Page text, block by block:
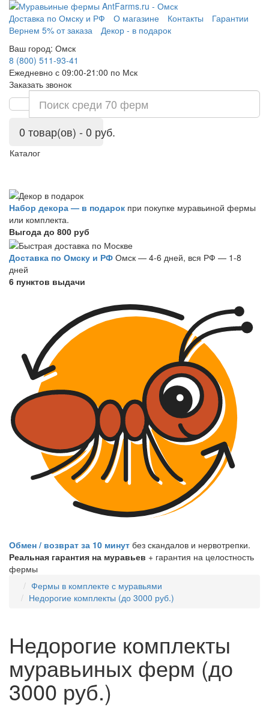
Доставка по Омску и РФ О магазине Контакты
Гарантии
Вернем 5% от заказа
Декор - в подарок
Ваш город: Омск
8 (800) 511-93-41
Ежедневно с 09:00-21:00 по Мск
Заказать звонок
0 товар(ов) - 0 руб.
Каталог
Набор декора — в подарок при покупке муравьиной фермы
или комплекта.
Выгода до 800 руб
Доставка по Омску и РФ Омск — 4-6 дней, вся РФ — 1-8
дней
6 пунктов выдачи
Обмен / возврат за 10 минут без скандалов и нервотрепки.
Реальная гарантия на муравьев + гарантия на целостность
фермы
Фермы в комплекте с муравьями
Недорогие комплекты (до 3000 руб.)
Недорогие комплекты
муравьиных ферм (до
3000 руб.)